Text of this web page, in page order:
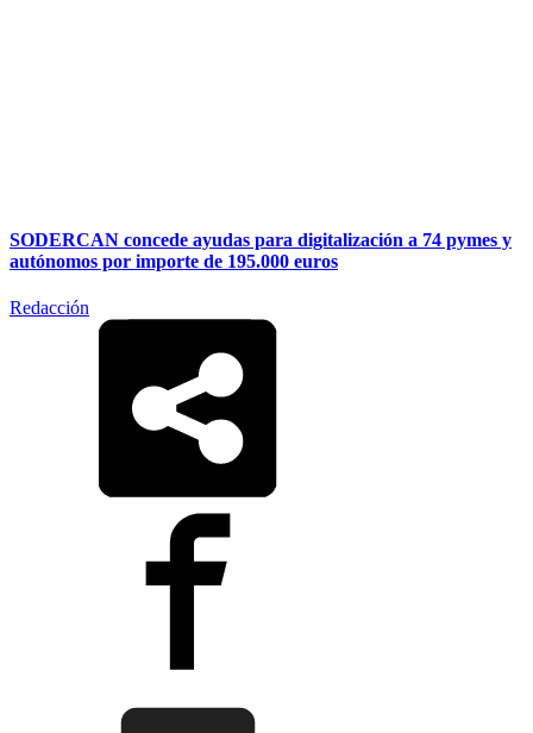
SODERCAN concede ayudas para digitalización a 74 pymes y
autónomos por importe de 195.000 euros
Redacción